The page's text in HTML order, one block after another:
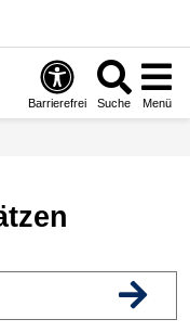
Barrierefrei Suche Menü